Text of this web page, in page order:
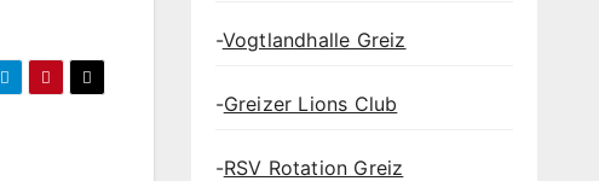
-Vogtlandhalle Greiz
-Greizer Lions Club
-RSV Rotation Greiz